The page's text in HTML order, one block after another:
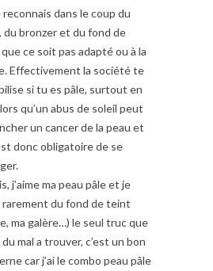
reconnais dans le coup du
du bronzer et du fond de
ce soit pas adapté ou à la
Effectivement la société te
si tu es pâle, surtout en
qu’un abus de soleil peut
un cancer de la peau et
donc obligatoire de se
j’aime ma peau pâle et je
du fond de teint
ma galère…) le seul truc que
du mal a trouver, c’est un bon
car j’ai le combo peau pâle